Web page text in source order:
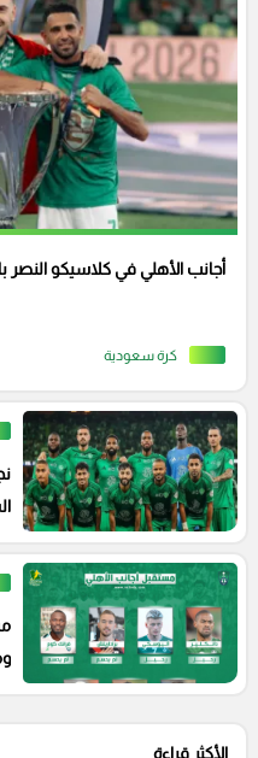
كرة سعودية
أجانب الأهلي في كلاسيكو النصر
الأكثر قراءة